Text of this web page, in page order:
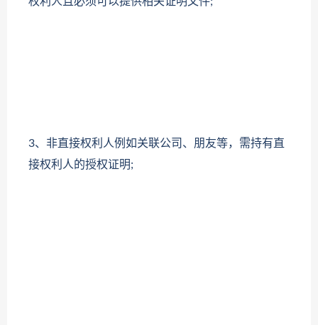
3、非直接权利人例如关联公司、朋友等，需持有直
接权利人的授权证明;